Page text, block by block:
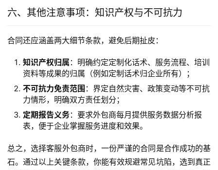
六、其他注意事项：知识产权与不可抗力
合同还应涵盖两大细节条款，避免后期扯皮：
知识产权归属 ：明确约定定制化话术、服务流程、培训
资料等成果的归属（例如定制话术归企业所有）；
不可抗力免责范围 ：界定自然灾害、政策变动等不可抗
力情形，明确双方责任划分；
定期报告义务：要求外包商每月提供服务数据分析报
表，便于企业掌握服务进度和效果。
总之，选择客服外包商时，一份严谨的合同是合作成功的基
石。通过以上关键条款，你能有效规避常见坑陷，选到真正